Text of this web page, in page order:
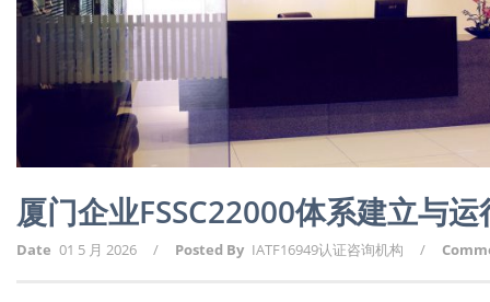
厦门企业FSSC22000体系建立与
Date 01 5 月 2026 / Posted By IATF16949认证咨询机构 /